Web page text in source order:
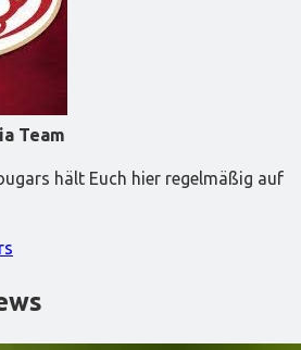
Team
hält Euch hier regelmäßig auf